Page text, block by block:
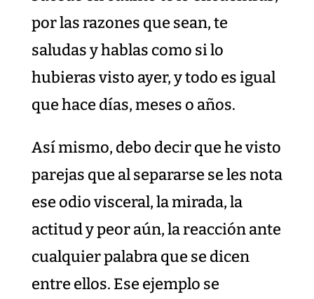
por las razones que sean, te
saludas y hablas como si lo
hubieras visto ayer, y todo es igual
que hace días, meses o años.
Así mismo, debo decir que he visto
parejas que al separarse se les nota
ese odio visceral, la mirada, la
actitud y peor aún, la reacción ante
cualquier palabra que se dicen
entre ellos. Ese ejemplo se